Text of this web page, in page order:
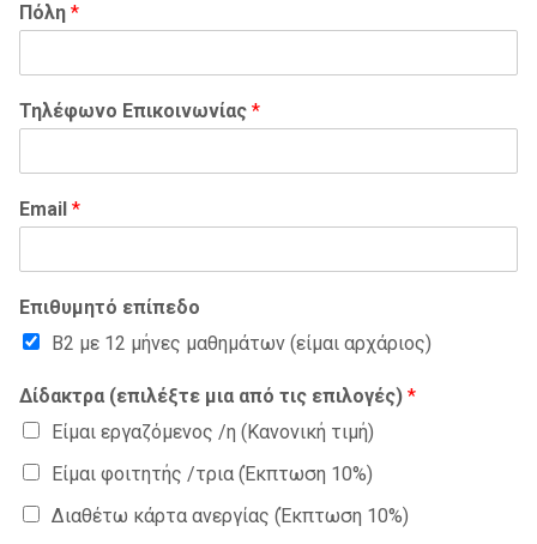
Πόλη *
Τηλέφωνο Επικοινωνίας *
Email *
Επιθυμητό επίπεδο
B2 με 12 μήνες μαθημάτων (είμαι αρχάριος)
Δίδακτρα (επιλέξτε μια από τις επιλογές) *
Είμαι εργαζόμενος /η (Κανονική τιμή)
Είμαι φοιτητής /τρια (Έκπτωση 10%)
Διαθέτω κάρτα ανεργίας (Έκπτωση 10%)